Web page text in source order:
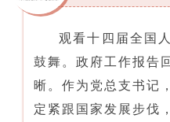
观看十四届全国
鼓舞。政府工作报告
晰。作为党总支书记
定紧跟国家发展步伐